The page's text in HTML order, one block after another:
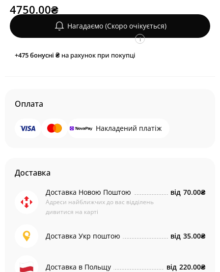
4750.00₴
Нагадаємо (Скоро очікується)
+475бонусні ₴ на рахунок при покупці
i
Оплата
Накладений платіж
Доставка
Доставка Новою Поштою
Адреси найближчих до вас відділень
дивитися на карті
від 70.00₴
Доставка Укр поштою від 35.00₴
Доставка в Польщу від 220.00₴